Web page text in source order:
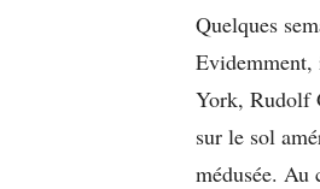
Quelques
Evidemment,
York, Rudolf
sur le sol
médusée. Au